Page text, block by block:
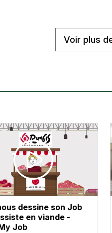
Voir plus
dessine son Job
en viande -
Job